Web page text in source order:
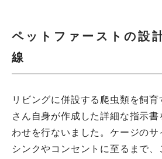
ペットファーストの設
線
リビングに併設する爬虫類を飼
さん自身が作成した詳細な指示
わせを行ないました。ケージのサ
シンクやコンセントに至るまで